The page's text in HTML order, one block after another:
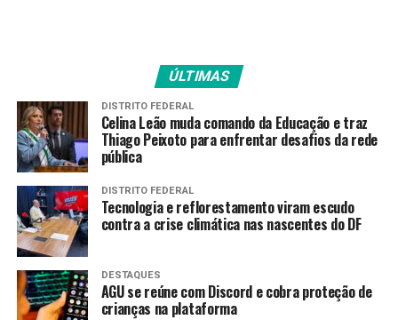
Mas, independente dos resultados de Flamengo e
Cruzeiro, o torcedor do Palmeiras ficou muito feliz nesta
23ª rodada. E o principal responsável pelo triunfo do
Verdão foi o atacante Vitor Roque, que marcou três gols,
aos 3, aos 23 e aos 42 minutos do primeiro tempo. Ainda
na etapa inicial, a equipe paulista marcou mais um com
Lucas Evangelista aos 28 minutos.
O Internacional só conseguiu marcar o seu gol de honra
na segunda etapa, aos 26 minutos com Carbonero.
ÚLTIMAS
DISTRITO FEDERAL
Celina Leão muda comando da Educação e traz
Thiago Peixoto para enfrentar desafios da rede
pública
DISTRITO FEDERAL
Tecnologia e reflorestamento viram escudo
contra a crise climática nas nascentes do DF
DESTAQUES
AGU se reúne com Discord e cobra proteção de
crianças na plataforma